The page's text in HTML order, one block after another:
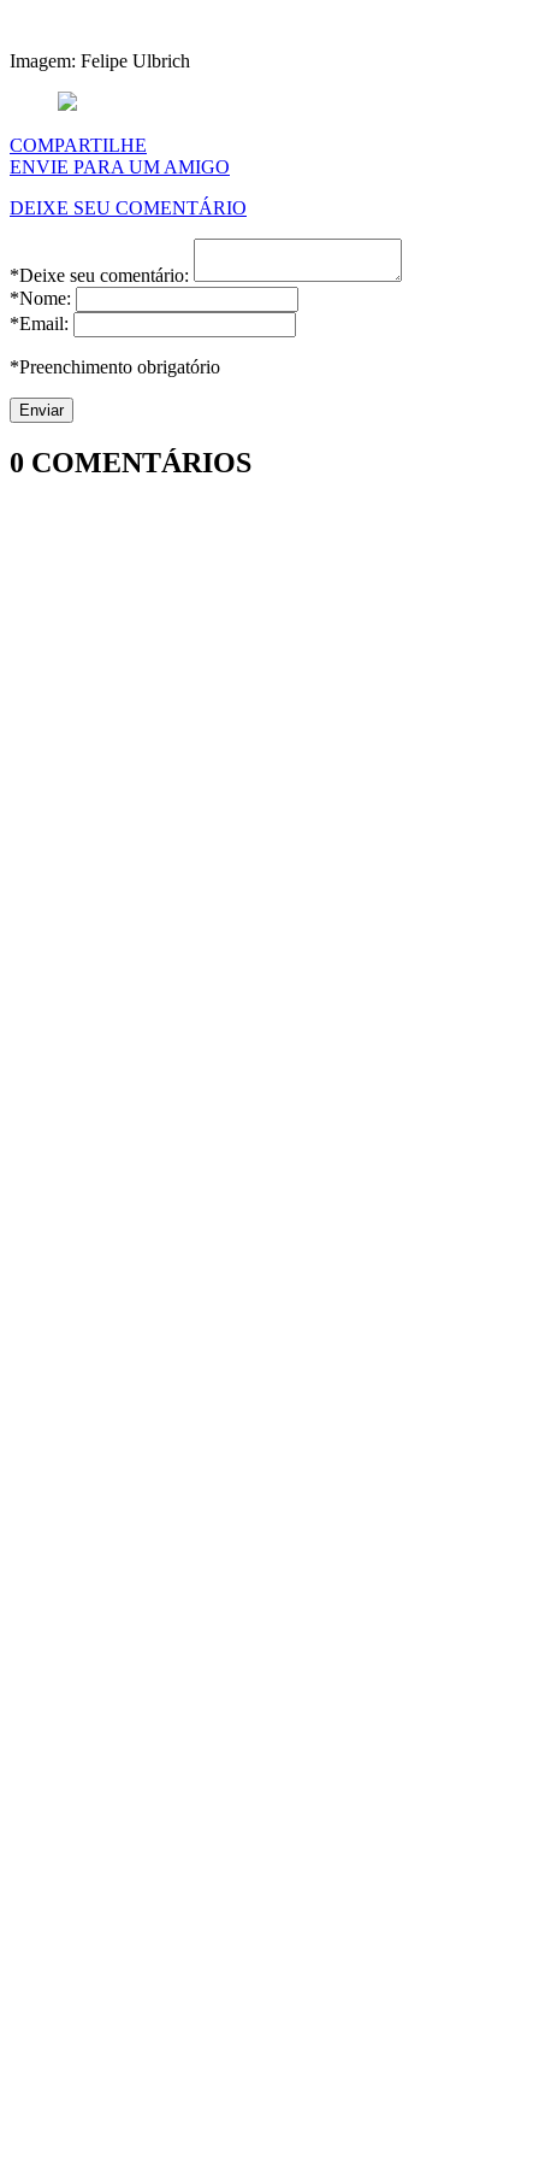
Imagem: Felipe Ulbrich
COMPARTILHE
ENVIE PARA UM AMIGO
DEIXE SEU COMENTÁRIO
*Deixe seu comentário:
*Nome:
*Email:
*Preenchimento obrigatório
0 COMENTÁRIOS